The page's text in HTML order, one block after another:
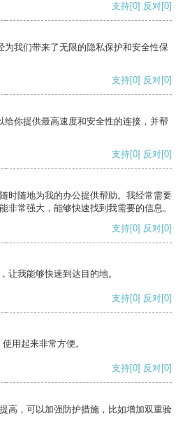
支持[0] 反对[0]
为我们带来了无限的隐私保护和安全性保
支持[0] 反对[0]
给你提供最高速度和安全性的连接，并帮
支持[0] 反对[0]
时随地为我的办公提供帮助。我经常需要
非常强大，能够快速找到我需要的信息。
支持[0] 反对[0]
让我能够快速到达目的地。
支持[0] 反对[0]
用起来非常方便。
支持[0] 反对[0]
高，可以加强防护措施，比如增加双重验